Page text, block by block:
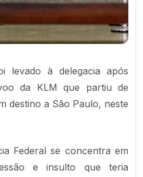
levado à delegacia após
da KLM que partiu de
destino a São Paulo, neste
Federal se concentra em
e insulto que teria